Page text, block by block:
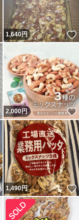
いいね！
1,640円
いいね！
2,000円
いいね！
1,490円